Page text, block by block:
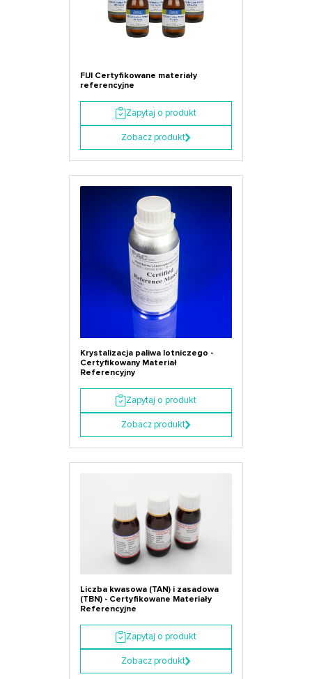
FIJI Certyfikowane materiały
referencyjne
Zapytaj o produkt
Zobacz produkt
Krystalizacja paliwa lotniczego -
Certyfikowany Materiał
Referencyjny
Zapytaj o produkt
Zobacz produkt
Liczba kwasowa (TAN) i zasadowa
(TBN) - Certyfikowane Materiały
Referencyjne
Zapytaj o produkt
Zobacz produkt